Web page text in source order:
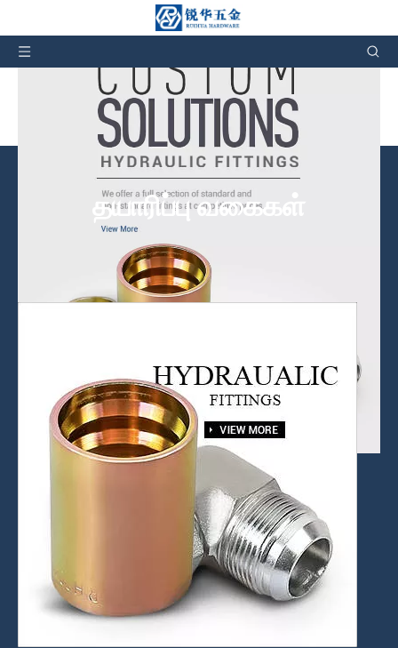
& தொழிற்சாலை
தயாரிப்பு வகைகள்
நாங்கள் தயாரிப்புகளை மட்டுமல்ல, எங்கள் விற்பனைக்குப் பிந்தைய
சேவையையும் வழங்குகிறோம்.